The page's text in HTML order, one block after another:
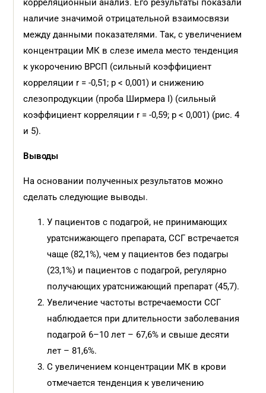
корреляционный анализ. Его результаты показали
наличие значимой отрицательной взаимосвязи
между данными показателями. Так, с увеличением
концентрации МК в слезе имела место тенденция
к укорочению ВРСП (сильный коэффициент
корреляции r = -0,51; p < 0,001) и снижению
слезопродукции (проба Ширмера I) (сильный
коэффициент корреляции r = -0,59; p < 0,001) (рис. 4
и 5).
Выводы
На основании полученных результатов можно
сделать следующие выводы.
У пациентов с подагрой, не принимающих
уратснижающего препарата, ССГ встречается
чаще (82,1%), чем у пациентов без подагры
(23,1%) и пациентов с подагрой, регулярно
получающих уратснижающий препарат (45,7).
Увеличение частоты встречаемости ССГ
наблюдается при длительности заболевания
подагрой 6–10 лет – 67,6% и свыше десяти
лет – 81,6%.
С увеличением концентрации МК в крови
отмечается тенденция к увеличению